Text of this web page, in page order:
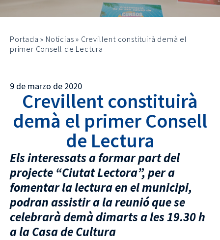
Portada » Noticias » Crevillent constituirà demà el
primer Consell de Lectura
9 de marzo de 2020
Crevillent constituirà
demà el primer Consell
de Lectura
Els interessats a formar part del
projecte “Ciutat Lectora”, per a
fomentar la lectura en el municipi,
podran assistir a la reunió que se
celebrarà demà dimarts a les 19.30 h
a la Casa de Cultura